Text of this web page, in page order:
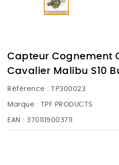
Capteur Cognement
Cavalier Malibu S10
Référence : TP300023
Marque : TPF PRODUCTS
EAN : 3701119003711